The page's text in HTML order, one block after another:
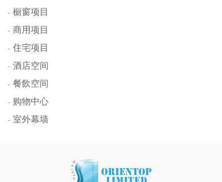
- 橱窗项目
- 商用项目
- 住宅项目
- 酒店空间
- 餐飲空间
- 购物中心
- 室外幕墙